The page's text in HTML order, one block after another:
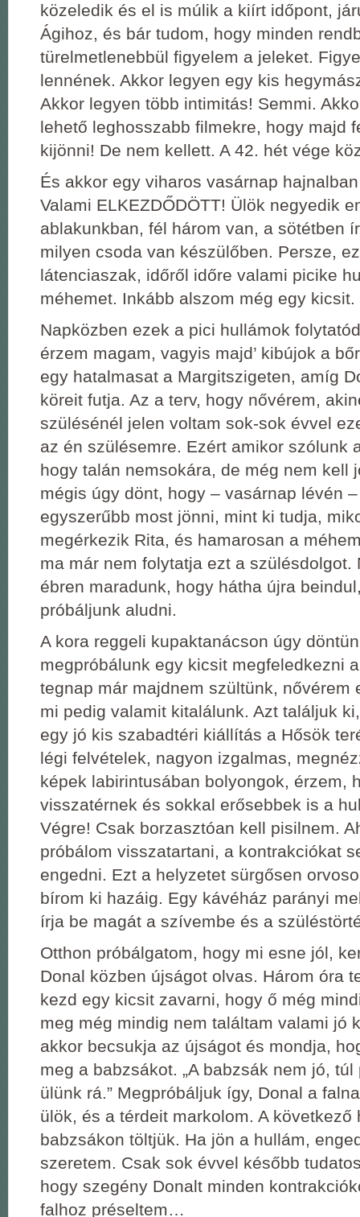
közeledik és el is múlik a kiírt időpont,
Ágihoz, és bár tudom, hogy minden
türelmetlenebbül figyelem a jeleket.
lennének. Akkor legyen egy kis
Akkor legyen több intimitás! Semmi.
lehető leghosszabb filmekre, hogy majd
kijönni! De nem kellett. A 42. hét vége
És akkor egy viharos vasárnap
Valami ELKEZDŐDÖTT! Ülök negyedik
ablakunkban, fél három van, a sötétben
milyen csoda van készülőben. Persze,
látenciaszak, időről időre valami picike
méhemet. Inkább alszom még egy kicsit.
Napközben ezek a pici hullámok
érzem magam, vagyis majd’ kibújok a
egy hatalmasat a Margitszigeten, amíg
köreit futja. Az a terv, hogy nővérem,
szülésénél jelen voltam sok-sok évvel
az én szülésemre. Ezért amikor szólunk
hogy talán nemsokára, de még nem kell
mégis úgy dönt, hogy – vasárnap lévén
egyszerűbb most jönni, mint ki tudja,
megérkezik Rita, és hamarosan a
ma már nem folytatja ezt a szülésdolgot.
ébren maradunk, hogy hátha újra
próbáljunk aludni.
A kora reggeli kupaktanácson úgy
megpróbálunk egy kicsit megfeledkezni
tegnap már majdnem szültünk, nővérem
mi pedig valamit kitalálunk. Azt találjuk
egy jó kis szabadtéri kiállítás a Hősök
légi felvételek, nagyon izgalmas,
képek labirintusában bolyongok, érzem,
visszatérnek és sokkal erősebbek is a
Végre! Csak borzasztóan kell pisilnem.
próbálom visszatartani, a kontrakciókat
engedni. Ezt a helyzetet sürgősen
bírom ki hazáig. Egy kávéház parányi
írja be magát a szívembe és a
Otthon próbálgatom, hogy mi esne jól,
Donal közben újságot olvas. Három óra
kezd egy kicsit zavarni, hogy ő még
meg még mindig nem találtam valami jó
akkor becsukja az újságot és mondja,
meg a babzsákot. „A babzsák nem jó, túl
ülünk rá.” Megpróbáljuk így, Donal a
ülök, és a térdeit markolom. A következő
babzsákon töltjük. Ha jön a hullám,
szeretem. Csak sok évvel később
hogy szegény Donalt minden
falhoz préseltem…